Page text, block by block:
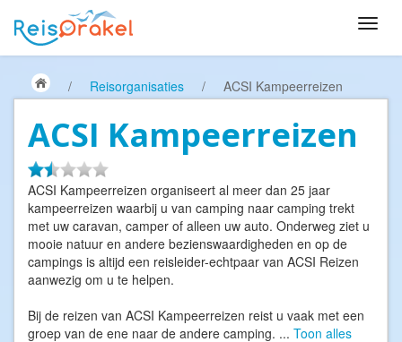
/ Reisorganisaties / ACSI Kampeerreizen
ACSI Kampeerreizen
ACSI Kampeerreizen organiseert al meer dan 25 jaar
kampeerreizen waarbij u van camping naar camping trekt
met uw caravan, camper of alleen uw auto. Onderweg ziet u
mooie natuur en andere bezienswaardigheden en op de
campings is altijd een reisleider-echtpaar van ACSI Reizen
aanwezig om u te helpen.
Bij de reizen van ACSI Kampeerreizen reist u vaak met een
groep van de ene naar de andere camping. ... Toon alles